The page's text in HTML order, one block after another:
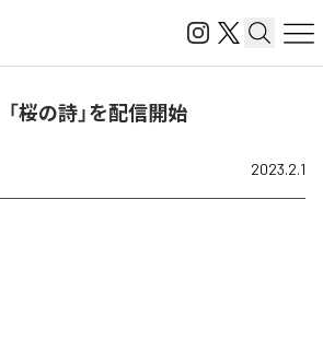
桜の詩」を配信開始
2023.2.1